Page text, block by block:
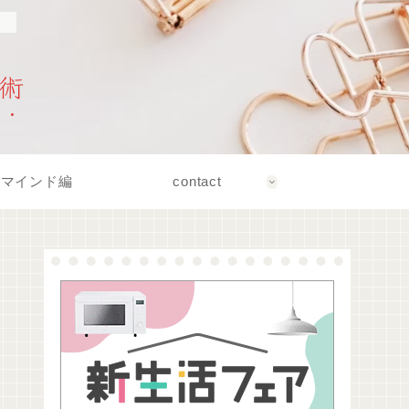
マインド編 contact